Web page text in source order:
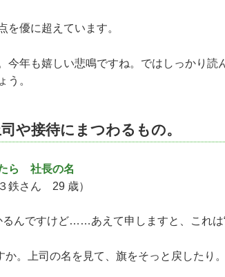
優に超えています。
今年も嬉しい悲鳴ですね。ではしっかり読
う。
や接待にまつわるもの。
ら 社長の名
鉄さん 29 歳）
んですけど……あえて申しますと、これは“
。上司の名を見て、旗をそっと戻したり